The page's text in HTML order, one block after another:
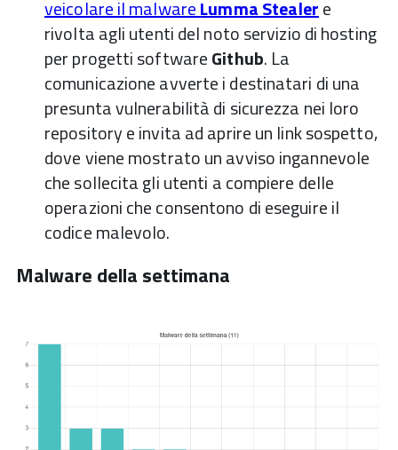
veicolare il malwareLumma Stealere
rivolta agli utenti del noto servizio di hosting
per progetti softwareGithub. La
comunicazione avverte i destinatari di una
presunta vulnerabilità di sicurezza nei loro
repository e invita ad aprire un link sospetto,
dove viene mostrato un avviso ingannevole
che sollecita gli utenti a compiere delle
operazioni che consentono di eseguire il
codice malevolo.
Malware della settimana